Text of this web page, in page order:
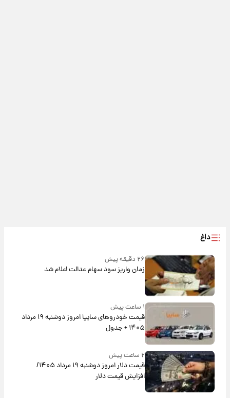
داغ
۲۶ دقیقه پیش
زمان واریز سود سهام عدالت اعلام شد
قیمت خودروهای سایپا امروز دوشنبه ۱۹ مرداد
۱۴۰۵ + جدول
۲ ساعت پیش
قیمت دلار امروز دوشنبه ۱۹ مرداد ۱۴۰۵/
افزایش قیمت دلار